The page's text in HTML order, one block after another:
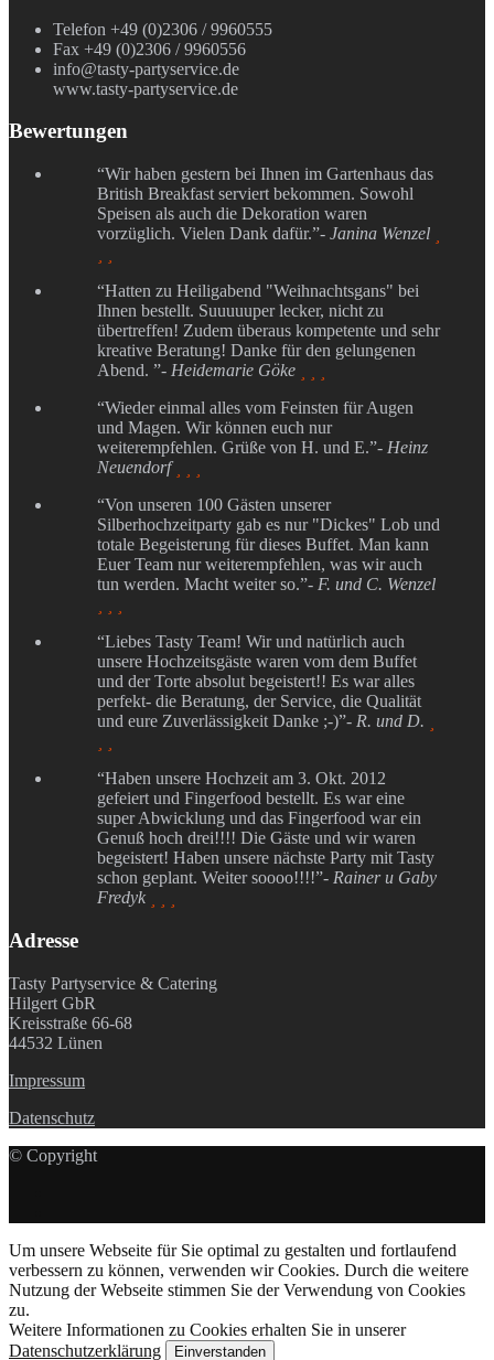
Telefon +49 (0)2306 / 9960555
Fax +49 (0)2306 / 9960556
info@tasty-partyservice.de
www.tasty-partyservice.de
Bewertungen
“Wir haben gestern bei Ihnen im Gartenhaus das
British Breakfast serviert bekommen. Sowohl
Speisen als auch die Dekoration waren
vorzüglich. Vielen Dank dafür.”- Janina Wenzel
“Hatten zu Heiligabend "Weihnachtsgans" bei
Ihnen bestellt. Suuuuuper lecker, nicht zu
übertreffen! Zudem überaus kompetente und sehr
kreative Beratung! Danke für den gelungenen
Abend. ”- Heidemarie Göke
“Wieder einmal alles vom Feinsten für Augen
und Magen. Wir können euch nur
weiterempfehlen. Grüße von H. und E.”- Heinz
Neuendorf
“Von unseren 100 Gästen unserer
Silberhochzeitparty gab es nur "Dickes" Lob und
totale Begeisterung für dieses Buffet. Man kann
Euer Team nur weiterempfehlen, was wir auch
tun werden. Macht weiter so.”- F. und C. Wenzel
“Liebes Tasty Team! Wir und natürlich auch
unsere Hochzeitsgäste waren vom dem Buffet
und der Torte absolut begeistert!! Es war alles
perfekt- die Beratung, der Service, die Qualität
und eure Zuverlässigkeit Danke ;-)”- R. und D.
“Haben unsere Hochzeit am 3. Okt. 2012
gefeiert und Fingerfood bestellt. Es war eine
super Abwicklung und das Fingerfood war ein
Genuß hoch drei!!!! Die Gäste und wir waren
begeistert! Haben unsere nächste Party mit Tasty
schon geplant. Weiter soooo!!!!”- Rainer u Gaby
Fredyk
Adresse
Tasty Partyservice & Catering
Hilgert GbR
Kreisstraße 66-68
44532 Lünen
Impressum
Datenschutz
© Copyright
Um unsere Webseite für Sie optimal zu gestalten und fortlaufend
verbessern zu können, verwenden wir Cookies. Durch die weitere
Nutzung der Webseite stimmen Sie der Verwendung von Cookies
zu.
Weitere Informationen zu Cookies erhalten Sie in unserer
Datenschutzerklärung
Einverstanden